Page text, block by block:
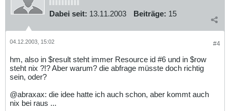
Dabei seit: 13.11.2003 Beiträge: 15
#4
04.12.2003, 15:02
hm, also in $result steht immer Resource id #6 und in $row
steht nix ?!? Aber warum? die abfrage müsste doch richtig
sein, oder?
@abraxax: die idee hatte ich auch schon, aber kommt auch
nix bei raus ...